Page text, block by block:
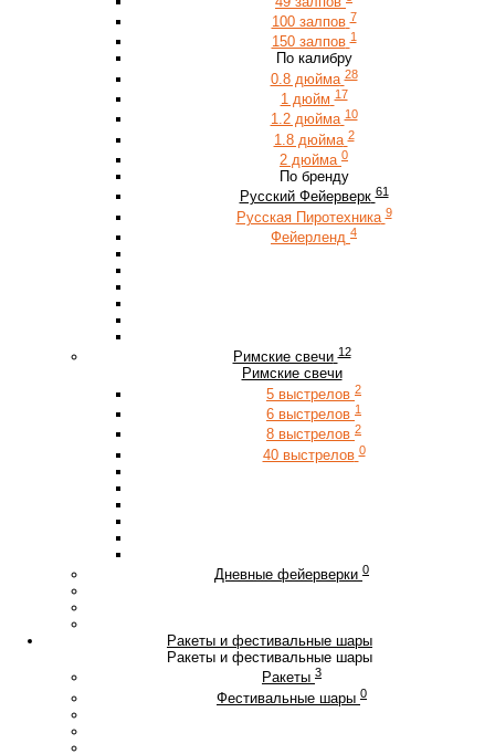
100 залпов 7
150 залпов 1
По калибру
0.8 дюйма 28
1 дюйм 17
1.2 дюйма 10
1.8 дюйма 2
2 дюйма 0
По бренду
Русский Фейерверк 61
Русская Пиротехника 9
Фейерленд 4
Римские свечи 12
Римские свечи
5 выстрелов 2
6 выстрелов 1
8 выстрелов 2
40 выстрелов 0
Дневные фейерверки 0
Ракеты и фестивальные шары
Ракеты и фестивальные шары
Ракеты 3
Фестивальные шары 0